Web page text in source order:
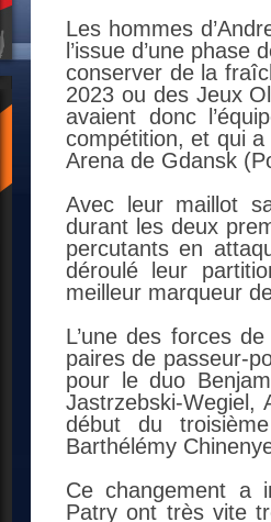
Les hommes
l’issue d’une
conserver de la
2023 ou des Jeux
avaient donc
compétition, et qui a
Arena de Gdansk
Avec leur maillot
durant les deux
percutants en
déroulé leur
meilleur marqueur
L’une des forces
paires de passeur-
pour le duo
Jastrzebski-Wegiel,
début du
Barthélémy
Ce changement a
Patry ont très vite